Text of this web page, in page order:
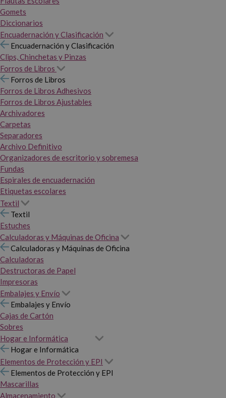
Gomets
Diccionarios
Encuadernación y Clasificación
Encuadernación y Clasificación
Clips, Chinchetas y Pinzas
Forros de Libros
Forros de Libros
Forros de Libros Adhesivos
Forros de Libros Ajustables
Archivadores
Carpetas
Separadores
Archivo Definitivo
Organizadores de escritorio y sobremesa
Fundas
Espirales de encuadernación
Etiquetas escolares
Textil
Textil
Estuches
Calculadoras y Máquinas de Oficina
Calculadoras y Máquinas de Oficina
Calculadoras
Destructoras de Papel
Impresoras
Embalajes y Envío
Embalajes y Envío
Cajas de Cartón
Sobres
Hogar e Informática
Hogar e Informática
Elementos de Protección y EPI
Elementos de Protección y EPI
Mascarillas
Almacenamiento